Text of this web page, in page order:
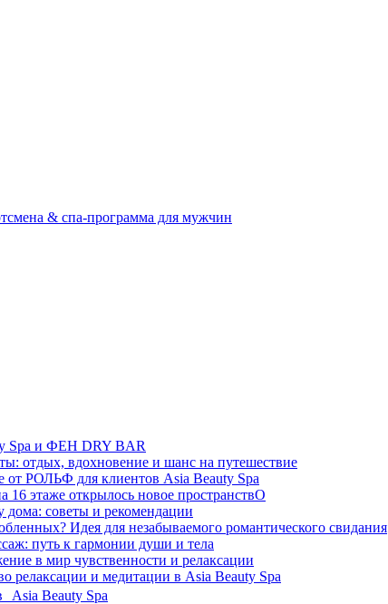
& спа-программа для мужчин
Spa и ФЕН DRY BAR
отдых, вдохновение и шанс на путешествие
от РОЛЬФ для клиентов Asia Beauty Spa
16 этаже открылось новое пространствО
советы и рекомендации
Идея для незабываемого романтического свидания
путь к гармонии души и тела
в мир чувственности и релаксации
релаксации и медитации в Asia Beauty Spa
Asia Beauty Spa